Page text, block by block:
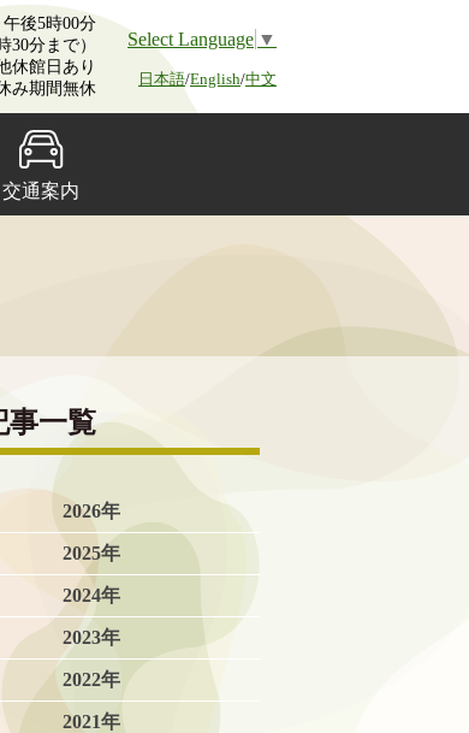
後5時00分
30分まで）
休館日あり
み期間無休
Select Language ▼
日本語/English/中文
交通案内
事一覧
2026年
2025年
2024年
2023年
2022年
2021年